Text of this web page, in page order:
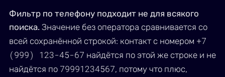
Фильтр по телефону подходит не для всякого
поиска. Значение без оператора сравнивается со
всей сохранённой строкой: контакт с номером +7
(999) 123-45-67 найдётся по этой же строке и не
найдётся по 79991234567, потому что плюс,